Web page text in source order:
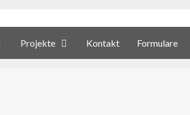
Projekte Kontakt Formulare